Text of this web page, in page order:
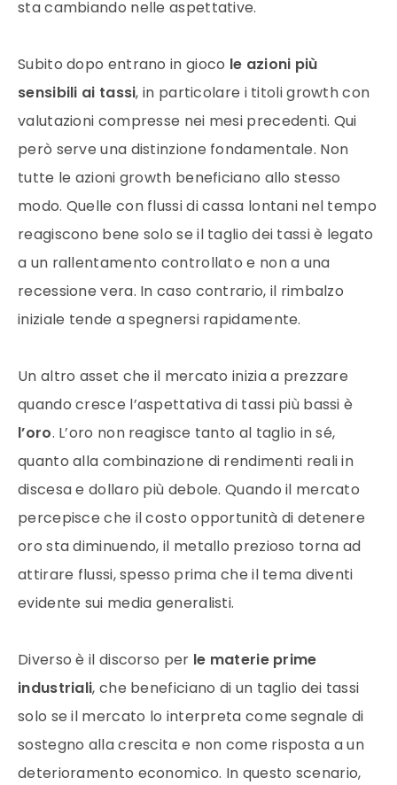
sta cambiando nelle aspettative.
Subito dopo entrano in gioco le azioni più
sensibili ai tassi, in particolare i titoli growth con
valutazioni compresse nei mesi precedenti. Qui
però serve una distinzione fondamentale. Non
tutte le azioni growth beneficiano allo stesso
modo. Quelle con flussi di cassa lontani nel tempo
reagiscono bene solo se il taglio dei tassi è legato
a un rallentamento controllato e non a una
recessione vera. In caso contrario, il rimbalzo
iniziale tende a spegnersi rapidamente.
Un altro asset che il mercato inizia a prezzare
quando cresce l’aspettativa di tassi più bassi è
l’oro. L’oro non reagisce tanto al taglio in sé,
quanto alla combinazione di rendimenti reali in
discesa e dollaro più debole. Quando il mercato
percepisce che il costo opportunità di detenere
oro sta diminuendo, il metallo prezioso torna ad
attirare flussi, spesso prima che il tema diventi
evidente sui media generalisti.
Diverso è il discorso per le materie prime
industriali, che beneficiano di un taglio dei tassi
solo se il mercato lo interpreta come segnale di
sostegno alla crescita e non come risposta a un
deterioramento economico. In questo scenario,